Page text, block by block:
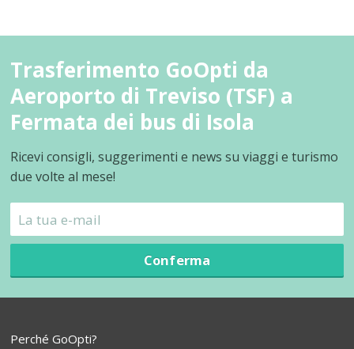
Trasferimento GoOpti da
Aeroporto di Treviso (TSF) a
Fermata dei bus di Isola
Ricevi consigli, suggerimenti e news su viaggi e turismo
due volte al mese!
Conferma
Perché GoOpti?